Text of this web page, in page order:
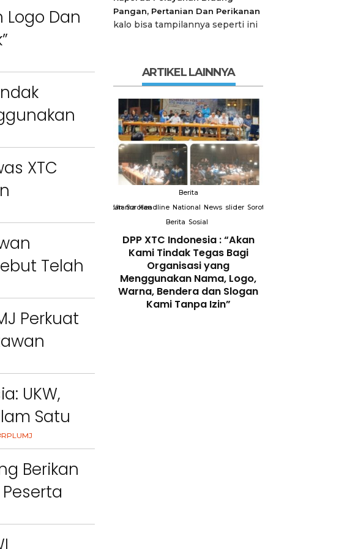
Logo Dan
XTC
Telah
Perkuat
UKW,
Satu
Berikan
Pangan, Pertanian Dan Perikanan
kalo bisa tampilannya seperti ini
ARTIKEL LAINNYA
Sorotan Sorotan
Berita Sosial
Pendidikan DPP XTC
Penyuluhan dengan
Membangun Peran
Berita
Utama Headline National News slider Sorotan
Berita Sosial
DPP XTC Indonesia : “Akan
Kami Tindak Tegas Bagi
Organisasi yang
Menggunakan Nama, Logo,
Warna, Bendera dan Slogan
Kami Tanpa Izin”